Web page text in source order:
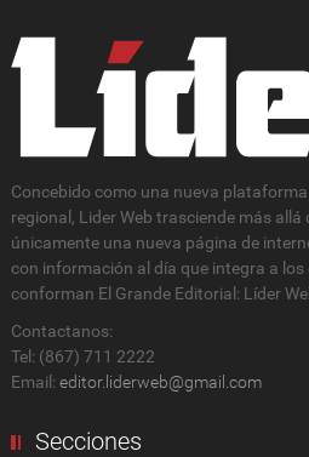
Concebido como una nueva
regional, Lider Web trasciende más
únicamente una nueva página de
con información al día que integra a
conforman El Grande Editorial: Líder
Contactanos:
Tel: (867) 711 2222
Email: editor.liderweb@gmail.com
Secciones